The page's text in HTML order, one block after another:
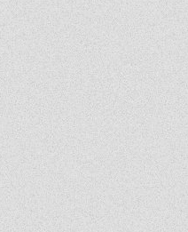
06-17 21:18:38
sobie poradzić w jachowiczu pod względem
spoko